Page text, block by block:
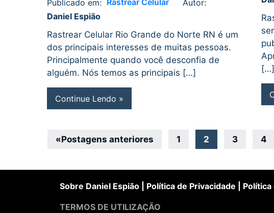
Publicado em: Rastrear Celular
Autor:
Daniel Espião
Daniel
No
Rastrear Celular Rio Grande do Norte RN é um
dos principais interesses de muitas pessoas.
Principalmente quando você desconfia de
alguém. Nós temos as principais […]
Continue Lendo
[…]
Navegação
posts
«Postagens anteriores 1 2 3 4
Sobre Daniel Espião Política de Privacidade
TERMOS DE UTILIZAÇÃO